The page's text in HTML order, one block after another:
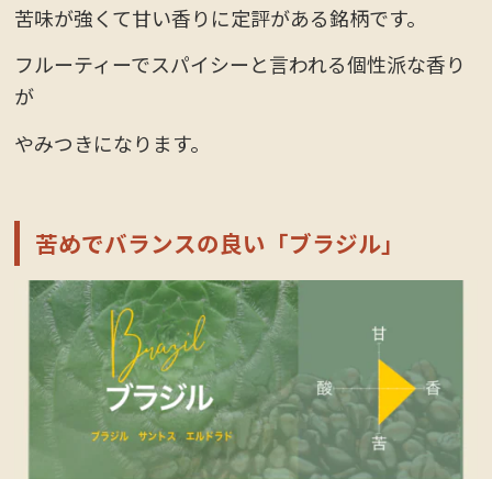
苦味が強くて甘い香りに定評がある銘柄です。
フルーティーでスパイシーと言われる個性派な香り
が
やみつきになります。
苦めでバランスの良い「ブラジル」